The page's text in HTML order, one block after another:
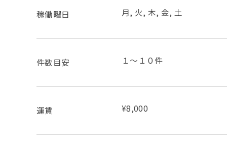
稼働曜日 月, 火, 木, 金, 土
件数目安 １～１０件
運賃 ¥8,000